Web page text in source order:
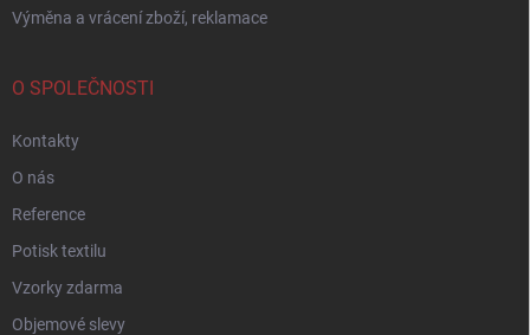
Výměna a vrácení zboží, reklamace
O SPOLEČNOSTI
Kontakty
O nás
Reference
Potisk textilu
Vzorky zdarma
Objemové slevy